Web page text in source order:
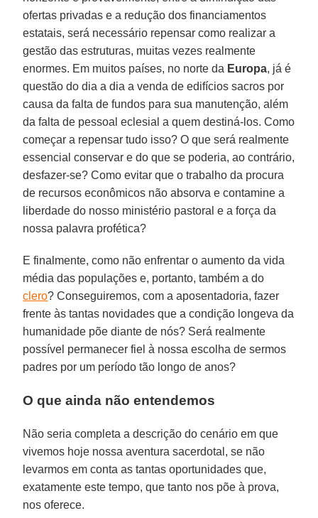
ofertas privadas e a redução dos financiamentos
estatais, será necessário repensar como realizar a
gestão das estruturas, muitas vezes realmente
enormes. Em muitos países, no norte da Europa, já é
questão do dia a dia a venda de edifícios sacros por
causa da falta de fundos para sua manutenção, além
da falta de pessoal eclesial a quem destiná-los. Como
começar a repensar tudo isso? O que será realmente
essencial conservar e do que se poderia, ao contrário,
desfazer-se? Como evitar que o trabalho da procura
de recursos econômicos não absorva e contamine a
liberdade do nosso ministério pastoral e a força da
nossa palavra profética?
E finalmente, como não enfrentar o aumento da vida
média das populações e, portanto, também a do
clero? Conseguiremos, com a aposentadoria, fazer
frente às tantas novidades que a condição longeva da
humanidade põe diante de nós? Será realmente
possível permanecer fiel à nossa escolha de sermos
padres por um período tão longo de anos?
O que ainda não entendemos
Não seria completa a descrição do cenário em que
vivemos hoje nossa aventura sacerdotal, se não
levarmos em conta as tantas oportunidades que,
exatamente este tempo, que tanto nos põe à prova,
nos oferece.